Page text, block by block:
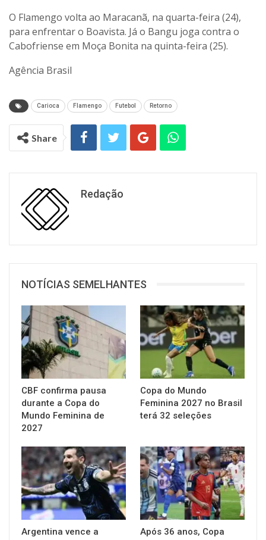
O Flamengo volta ao Maracanã, na quarta-feira (24),
para enfrentar o Boavista. Já o Bangu joga contra o
Cabofriense em Moça Bonita na quinta-feira (25).
Agência Brasil
Carioca Flamengo Futebol Retorno
Share
Redação
NOTÍCIAS SEMELHANTES
CBF confirma pausa
durante a Copa do
Mundo Feminina de
2027
Copa do Mundo
Feminina 2027 no Brasil
terá 32 seleções
Argentina vence a
Após 36 anos, Copa